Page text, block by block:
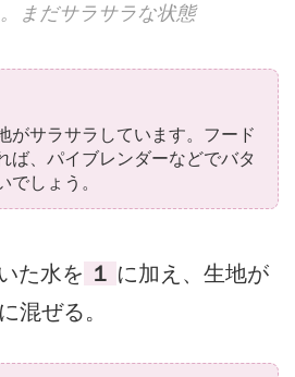
まだサラサラな状態
がサラサラしています。フード
ば、パイブレンダーなどでバタ
でしょう。
た水を １ に加え、生地が
混ぜる。